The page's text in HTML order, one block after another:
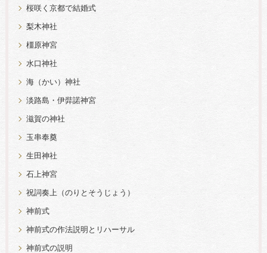
桜咲く京都で結婚式
梨木神社
橿原神宮
水口神社
海（かい）神社
淡路島・伊弉諾神宮
滋賀の神社
玉串奉奠
生田神社
石上神宮
祝詞奏上（のりとそうじょう）
神前式
神前式の作法説明とリハーサル
神前式の説明